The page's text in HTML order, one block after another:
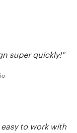
super quickly!"
to work with